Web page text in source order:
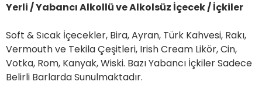
Yerli / Yabancı Alkollü ve Alkolsüz İçecek / İçkiler
Soft & Sıcak İçecekler, Bira, Ayran, Türk Kahvesi, Rakı,
Vermouth ve Tekila Çeşitleri, Irish Cream Likör, Cin,
Votka, Rom, Kanyak, Wiski. Bazı Yabancı İçkiler Sadece
Belirli Barlarda Sunulmaktadır.